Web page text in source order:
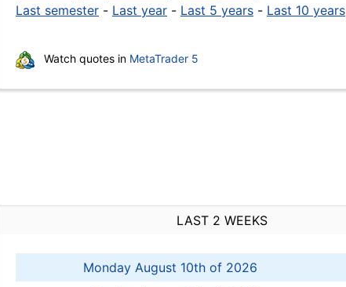
Last semester - Last year - Last 5 years - Last 10 years
Watch quotes in MetaTrader 5
LAST 2 WEEKS
Monday August 10th of 2026